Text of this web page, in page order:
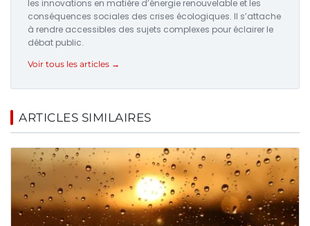
les innovations en matière d’énergie renouvelable et les
conséquences sociales des crises écologiques. Il s’attache
à rendre accessibles des sujets complexes pour éclairer le
débat public.
Voir tous les articles →
ARTICLES SIMILAIRES